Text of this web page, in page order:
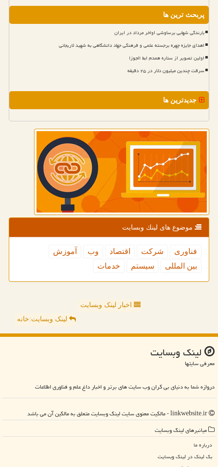
پربحث ترین ها
بارندگی شهابی برساوشی اواخر مرداد در ایران
اهدای جایزه چهره برجسته علمی و فرهنگی جهاد دانشگاهی به شهید لاریجانی
اولین تصویر از ستاره همدم ابط الجوزا
سرقت چندین میلیون دلار در ۲۵ دقیقه
جدیدترین ها
موضوع های لینك وبسایت
فناوری شركت اقتصاد وب
آموزش
بین المللی
سیستم خدمات
اخبار لینک وبسایت
لینک وبسایت:خانه
لینك وبسایت
معرفی سایتها
دروازه شما به دنیای بی کران وب سایت های برتر و اخبار داغ علم و فناوری اطلاعات
میانبرهای لینك وبسایت
درباره ما
بک لینک در لینك وبسایت